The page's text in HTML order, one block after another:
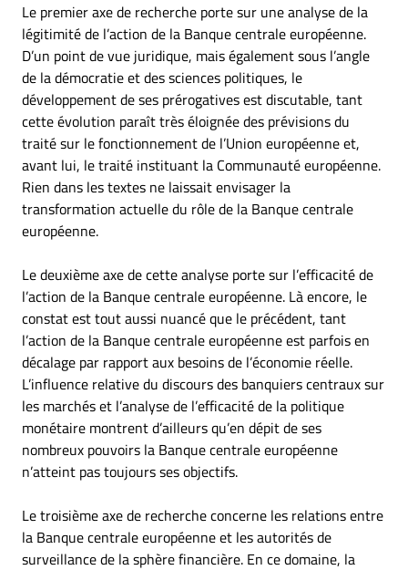
Le premier axe de recherche porte sur une analyse de la
légitimité de l’action de la Banque centrale européenne.
D’un point de vue juridique, mais également sous l’angle
de la démocratie et des sciences politiques, le
développement de ses prérogatives est discutable, tant
cette évolution paraît très éloignée des prévisions du
traité sur le fonctionnement de l’Union européenne et,
avant lui, le traité instituant la Communauté européenne.
Rien dans les textes ne laissait envisager la
transformation actuelle du rôle de la Banque centrale
européenne.
Le deuxième axe de cette analyse porte sur l’efficacité de
l’action de la Banque centrale européenne. Là encore, le
constat est tout aussi nuancé que le précédent, tant
l’action de la Banque centrale européenne est parfois en
décalage par rapport aux besoins de l’économie réelle.
L’influence relative du discours des banquiers centraux sur
les marchés et l’analyse de l’efficacité de la politique
monétaire montrent d’ailleurs qu’en dépit de ses
nombreux pouvoirs la Banque centrale européenne
n’atteint pas toujours ses objectifs.
Le troisième axe de recherche concerne les relations entre
la Banque centrale européenne et les autorités de
surveillance de la sphère financière. En ce domaine, la